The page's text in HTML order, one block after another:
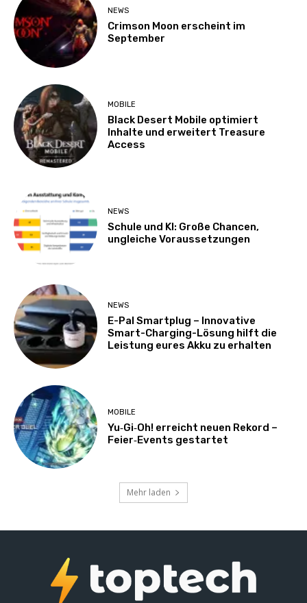
NEWS
Crimson Moon erscheint im
September
MOBILE
Black Desert Mobile optimiert
Inhalte und erweitert Treasure
Access
NEWS
Schule und KI: Große Chancen,
ungleiche Voraussetzungen
NEWS
E-Pal Smartplug – Innovative
Smart-Charging-Lösung hilft die
Leistung eures Akku zu erhalten
MOBILE
Yu‑Gi‑Oh! erreicht neuen Rekord –
Feier‑Events gestartet
Mehr laden